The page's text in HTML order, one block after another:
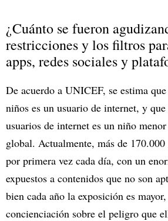
¿Cuánto se fueron
restricciones y los filtros
apps, redes sociales y
De acuerdo a UNICEF, se estima
niños es un usuario de internet, y
usuarios de internet es un niño
global. Actualmente, más de 170.000
por primera vez cada día, con un
expuestos a contenidos que no son
bien cada año la exposición es
concienciación sobre el peligro que